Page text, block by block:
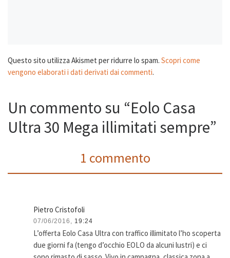
Questo sito utilizza Akismet per ridurre lo spam. Scopri come
vengono elaborati i dati derivati dai commenti.
Un commento su “Eolo Casa
Ultra 30 Mega illimitati sempre”
1 commento
Pietro Cristofoli
07/06/2016, 19:24
L’offerta Eolo Casa Ultra con traffico illimitato l’ho scoperta
due giorni fa (tengo d’occhio EOLO da alcuni lustri) e ci